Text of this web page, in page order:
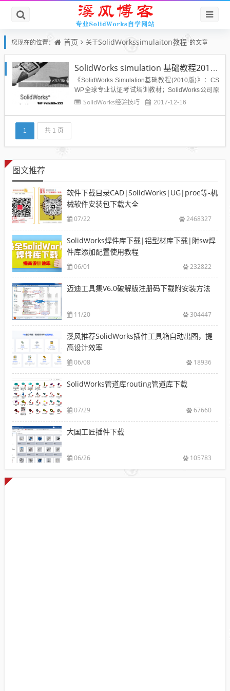
您现在的位置： 首页 关于SolidWorkssimulaiton教程 的文章
SolidWorks simulation 基础教程2010版PDF免费下载
《SolidWorks Simulation基础教程(2010版)》：CS
WP全球专业认证考试培训教材；SolidWorks公司原
版系列培训教程（英译中）《SolidWorks Simulation
SolidWorks经验技巧 2017-12-16
1 共 1 页
图文推荐
软件下载目录CAD|SolidWorks|UG|proe等-机
械软件安装包下载大全
07/22 2468327
SolidWorks焊件库下载|铝型材库下载|附sw焊
件库添加配置使用教程
06/01 232822
迈迪工具集V6.0破解版注册码下载附安装方法
11/20 304447
溪风推荐SolidWorks插件工具箱自动出图，提
高设计效率
06/08 18936
SolidWorks管道库routing管道库下载
07/29 67660
大国工匠插件下载
06/26 105783